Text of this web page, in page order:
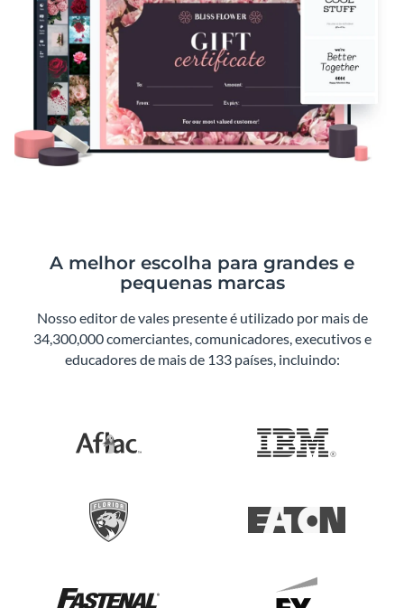
A melhor escolha para grandes e
pequenas marcas
Nosso editor de vales presente é utilizado por mais de
34,300,000 comerciantes, comunicadores, executivos e
educadores de mais de 133 países, incluindo: